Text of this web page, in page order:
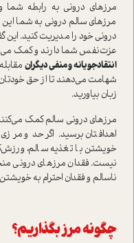
مرزهای درونی به رابطه شما
مرزهای سالم درونی به شما
درونی خود را مدیریت کنید. این
عزت‌نفس شما دارند و کمک
انتقادجویانه و منفی دیگران
شهامت می‌دهند تا از حق
زبان بیاورید.
مرزهای درونی سالم کمک
اهدافتان برسید. اگر حد و
خویشتن با تغذیه سالم،
نیست. فقدان مرزهای درونی
ناسالم و فقدان احترام به
چگونه مرز بگذاریم؟